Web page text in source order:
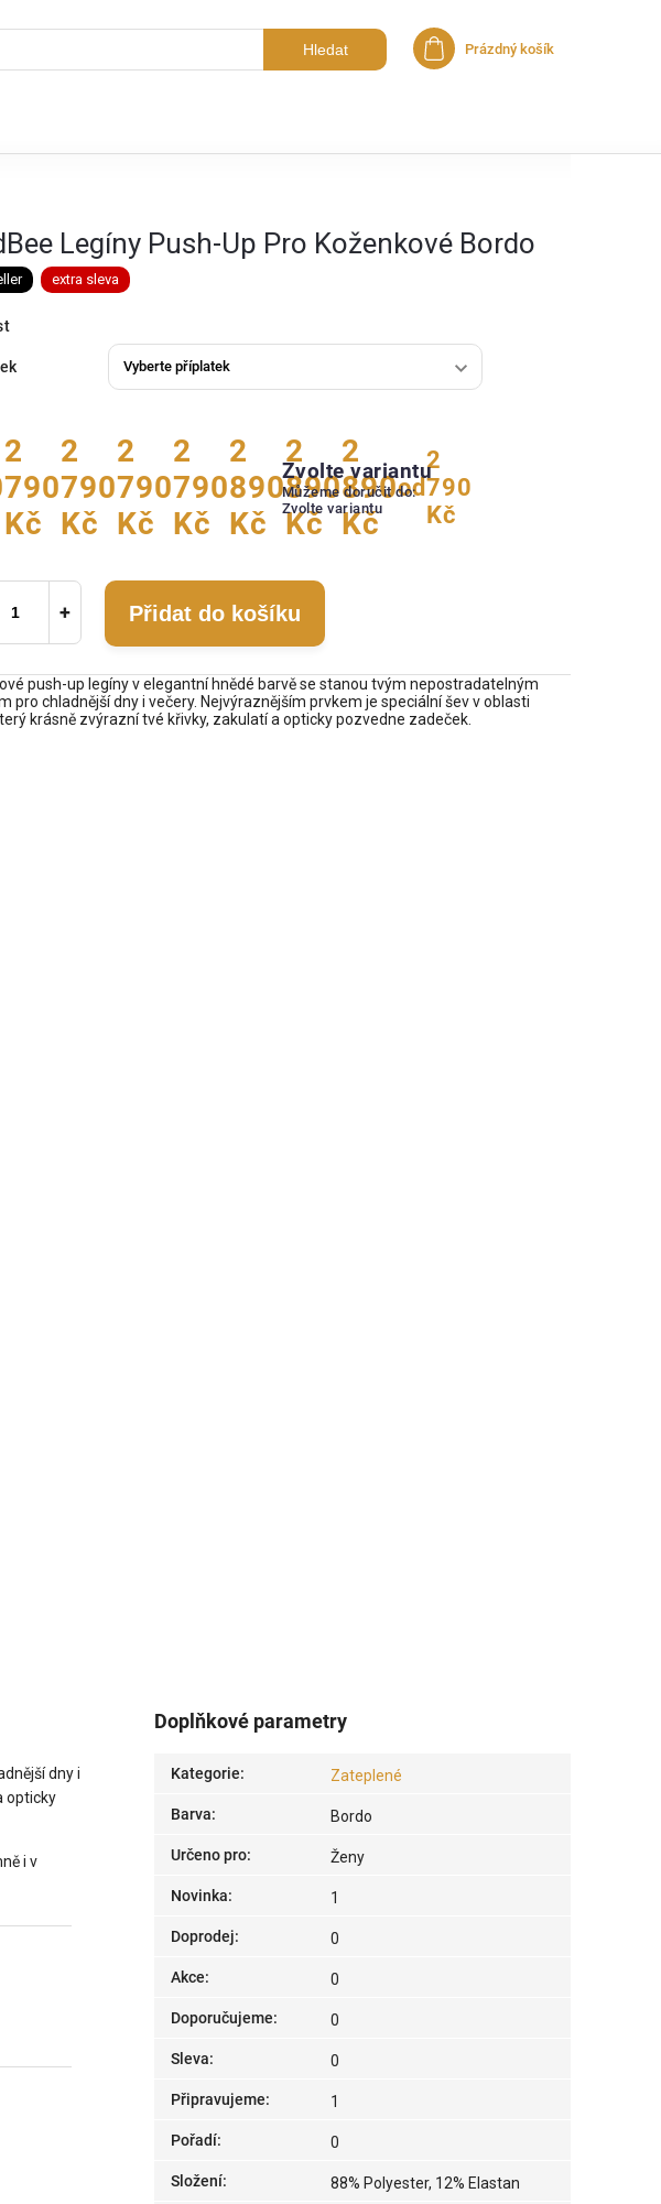
Hledat Nákupní košík
Prázdný košík
Legíny Push-Up Pro Koženkové Bordo
extra sleva
2
790
Kč
2
790
Kč
2
790
Kč
2
790
Kč
2
890
Kč
2
890
Kč
2
890
Kč
od
2
790
Kč
Zvolte variantu
Můžeme doručit do:
Zvolte variantu
Přidat do košíku
push-up legíny v elegantní hnědé barvě se stanou tvým nepostradatelným
pro chladnější dny i večery. Nejvýraznějším prvkem je speciální šev v oblasti
krásně zvýrazní tvé křivky, zakulatí a opticky pozvedne zadeček.
dny i
opticky
i v
Doplňkové parametry
Kategorie: Zateplené
Barva: Bordo
Určeno pro: Ženy
Novinka: 1
Doprodej: 0
Akce: 0
Doporučujeme: 0
Sleva: 0
Připravujeme: 1
Pořadí: 0
Složení: 88% Polyester, 12% Elastan